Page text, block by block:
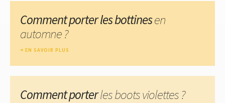
Comment porter les bottinesen
automne ?
EN SAVOIR PLUS
Comment porterles boots violettes ?